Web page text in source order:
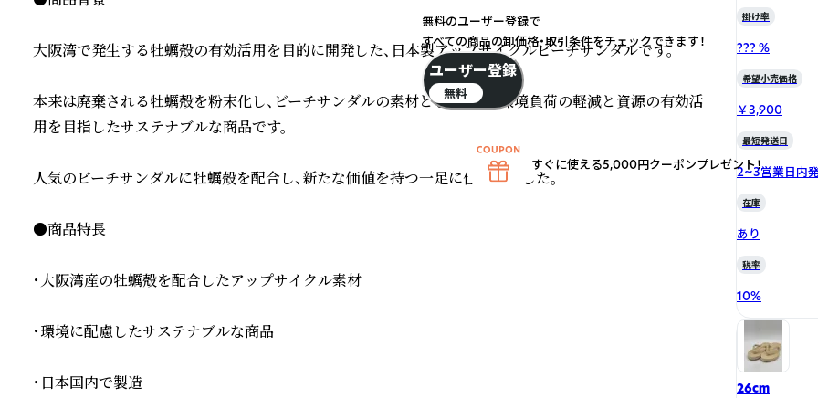
大阪湾で発生する牡蠣殻の有効活用を目的に開発した、日本製アップサイクルビーチサンダルです。
本来は廃棄される牡蠣殻を粉末化し、ビーチサンダルの素材として活用。環境負荷の軽減と資源の有効活
用を目指したサステナブルな商品です。
人気のビーチサンダルに牡蠣殻を配合し、新たな価値を持つ一足に仕上げました。
●商品特長
・大阪湾産の牡蠣殻を配合したアップサイクル素材
・環境に配慮したサステナブルな商品
・日本国内で製造
掛け率
??? %
希望小売価格
￥3,900
最短発送日
2~3営業日内
在庫
あり
税率
10%
26cm
無料のユーザー登録で
すべての商品の卸価格・取引条件をチェックできます！
ユーザー登録
無料
すぐに使える5,000円クーポンプレゼント！